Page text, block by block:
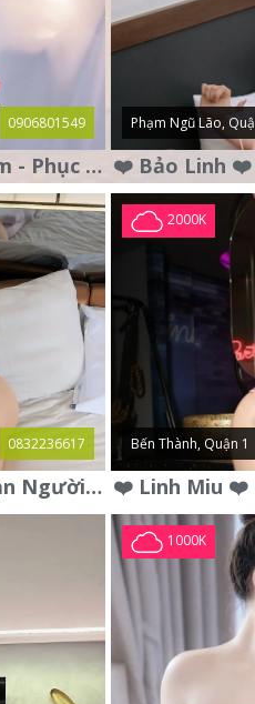
0906801549
Ngọc Duyên ♥️ Siêu Dâm - Phục Vụ Tận Tình - Chu Đáo
Phạm Ngũ Lão,
0832236617
❤️An Nhiên❤️Mỹ Nữ Vạn Người Mê,Da Trắng, Mặt Xynh, Đẹp Từng
2000K
Bến Thành, Quận 1
1000K